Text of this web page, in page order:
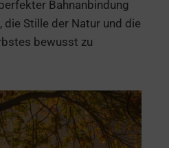
Bahnanbindung
die Stille der Natur und die
bewusst zu